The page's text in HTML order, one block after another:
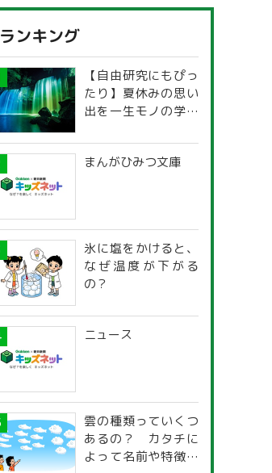
ランキング
【自由研究にもぴっ
たり】夏休みの思い
出を一生モノの学び
探究ガイド
まんがひみつ文庫
氷に塩をかけると、
なぜ温度が下がる
の？
ニュース
雲の種類っていくつ
あるの？ カタチに
よって名前や特徴が